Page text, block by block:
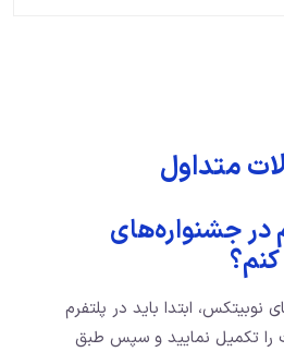
متداول
در جشنواره‌های
نوبیتکس، ابتدا باید در پلتفرم
را تکمیل نمایید و سپس طبق